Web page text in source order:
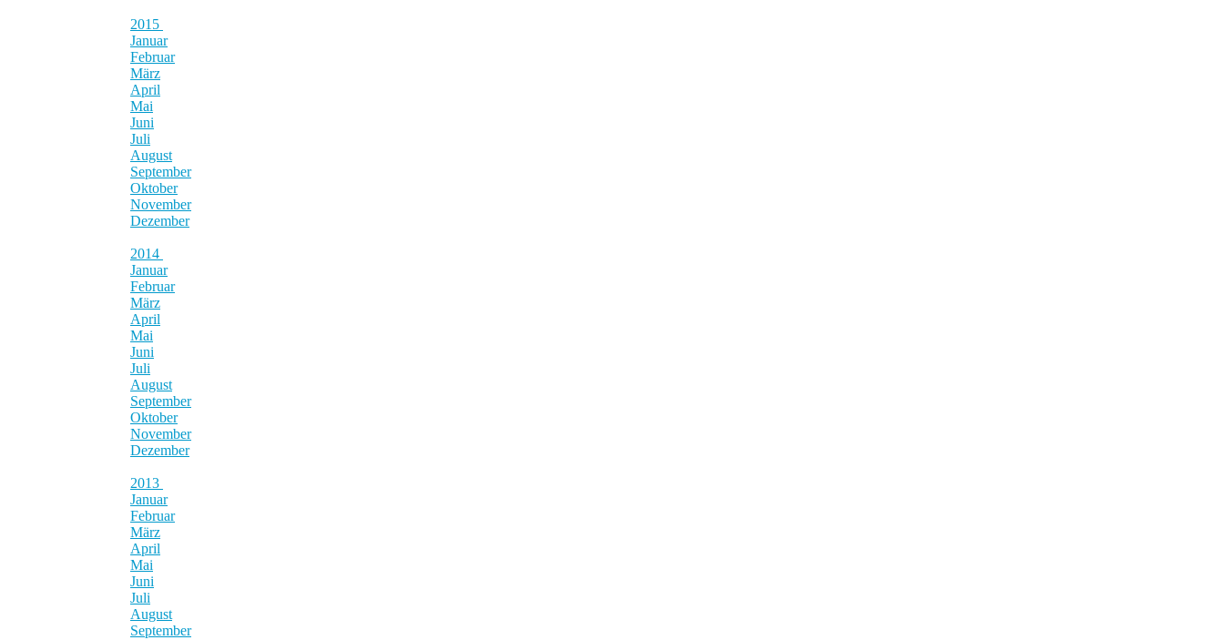
2015
Januar
Februar
März
April
Mai
Juni
Juli
August
September
Oktober
November
Dezember
2014
Januar
Februar
März
April
Mai
Juni
Juli
August
September
Oktober
November
Dezember
2013
Januar
Februar
März
April
Mai
Juni
Juli
August
September